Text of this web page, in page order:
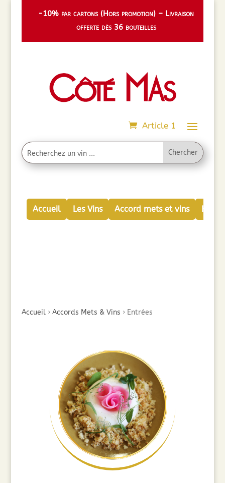
-10% par cartons (Hors promotion) – Livraison
offerte dès 36 bouteilles
Article 1
Accueil Les Vins Accord mets et vins
Accueil› Accords Mets & Vins › Entrées